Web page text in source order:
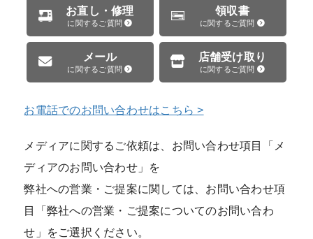
お直し・修理
に関するご質問
領収書
に関するご質問
メール
に関するご質問
店舗受け取り
に関するご質問
お電話でのお問い合わせはこちら >
メディアに関するご依頼は、お問い合わせ項目「メ
ディアのお問い合わせ」を
弊社への営業・ご提案に関しては、お問い合わせ項
目「弊社への営業・ご提案についてのお問い合わ
せ」をご選択ください。